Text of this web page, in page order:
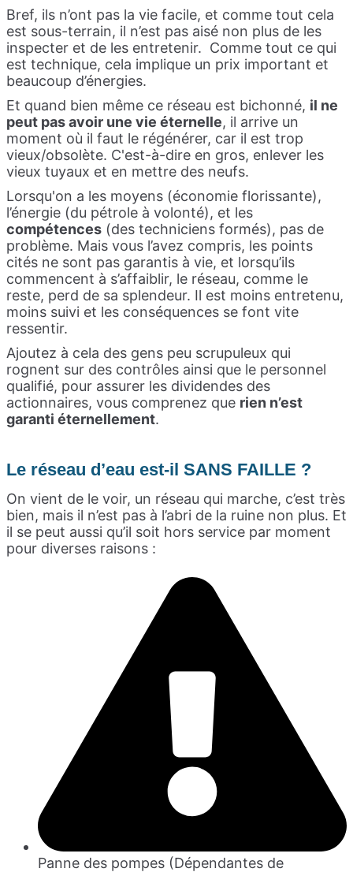
Bref, ils n’ont pas la vie facile, et comme tout cela
est sous-terrain, il n’est pas aisé non plus de les
inspecter et de les entretenir. Comme tout ce qui
est technique, cela implique un prix important et
beaucoup d’énergies.
Et quand bien même ce réseau est bichonné, il ne
peut pas avoir une vie éternelle, il arrive un
moment où il faut le régénérer, car il est trop
vieux/obsolète. C'est-à-dire en gros, enlever les
vieux tuyaux et en mettre des neufs.
Lorsqu'on a les moyens (économie florissante),
l’énergie (du pétrole à volonté), et les
compétences (des techniciens formés), pas de
problème. Mais vous l’avez compris, les points
cités ne sont pas garantis à vie, et lorsqu’ils
commencent à s’affaiblir, le réseau, comme le
reste, perd de sa splendeur. Il est moins entretenu,
moins suivi et les conséquences se font vite
ressentir.
Ajoutez à cela des gens peu scrupuleux qui
rognent sur des contrôles ainsi que le personnel
qualifié, pour assurer les dividendes des
actionnaires, vous comprenez que rien n’est
garanti éternellement.
Le réseau d’eau est-il SANS FAILLE ?
On vient de le voir, un réseau qui marche, c’est très
bien, mais il n’est pas à l’abri de la ruine non plus. Et
il se peut aussi qu’il soit hors service par moment
pour diverses raisons :
Panne des pompes (Dépendantes de